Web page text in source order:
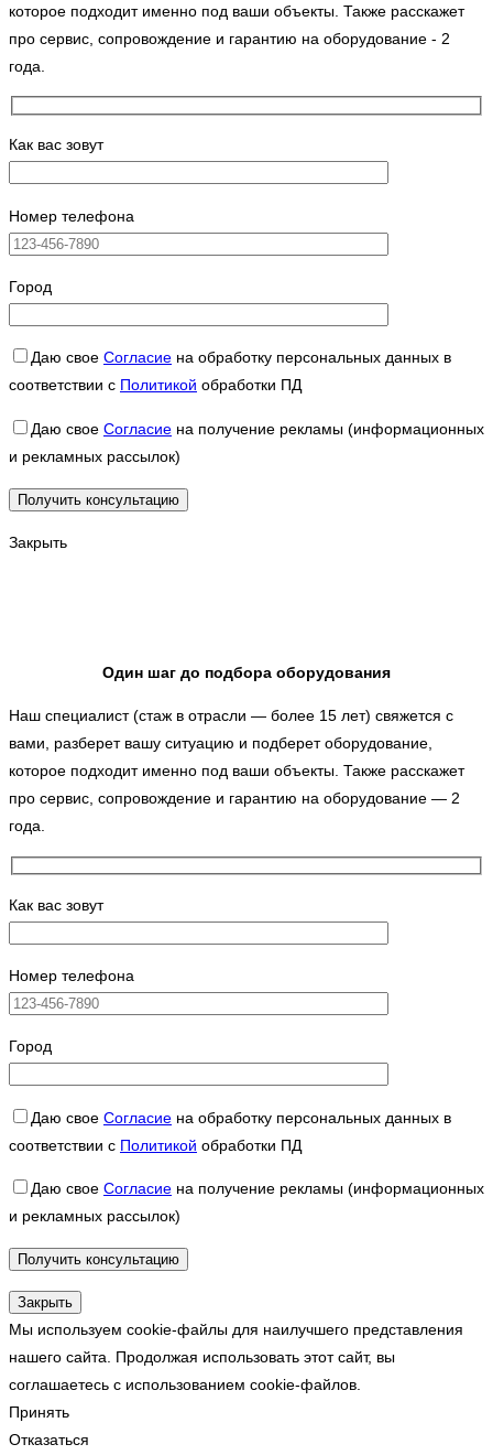
которое подходит именно под ваши объекты. Также расскажет
про сервис, сопровождение и гарантию на оборудование - 2
года.
Как вас зовут
Номер телефона
Город
Даю свое Согласие на обработку персональных данных в
соответствии с Политикой обработки ПД
Даю свое Согласие на получение рекламы (информационных
и рекламных рассылок)
Закрыть
Один шаг до подбора оборудования
Наш специалист (стаж в отрасли — более 15 лет) свяжется с
вами, разберет вашу ситуацию и подберет оборудование,
которое подходит именно под ваши объекты. Также расскажет
про сервис, сопровождение и гарантию на оборудование — 2
года.
Как вас зовут
Номер телефона
Город
Даю свое Согласие на обработку персональных данных в
соответствии с Политикой обработки ПД
Даю свое Согласие на получение рекламы (информационных
и рекламных рассылок)
Закрыть
Мы используем cookie-файлы для наилучшего представления
нашего сайта. Продолжая использовать этот сайт, вы
соглашаетесь с использованием cookie-файлов.
Принять
Отказаться